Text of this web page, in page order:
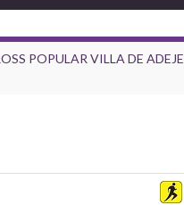
POPULAR VILLA DE